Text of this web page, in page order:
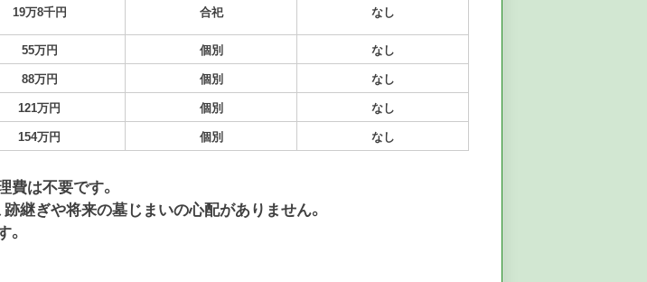
19万8千円 合祀 なし
55万円 個別
なし
88万円 個別
なし
121万円 個別
なし
154万円 個別 なし
は不要です。
継ぎや将来の墓じまいの心配がありません。